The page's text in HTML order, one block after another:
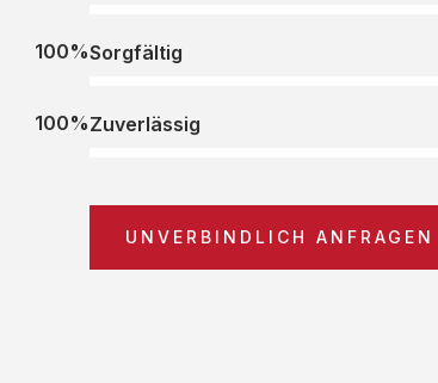
Sorgfältig
100%
Zuverlässig
100%
UNVERBINDLICH ANFRAGEN